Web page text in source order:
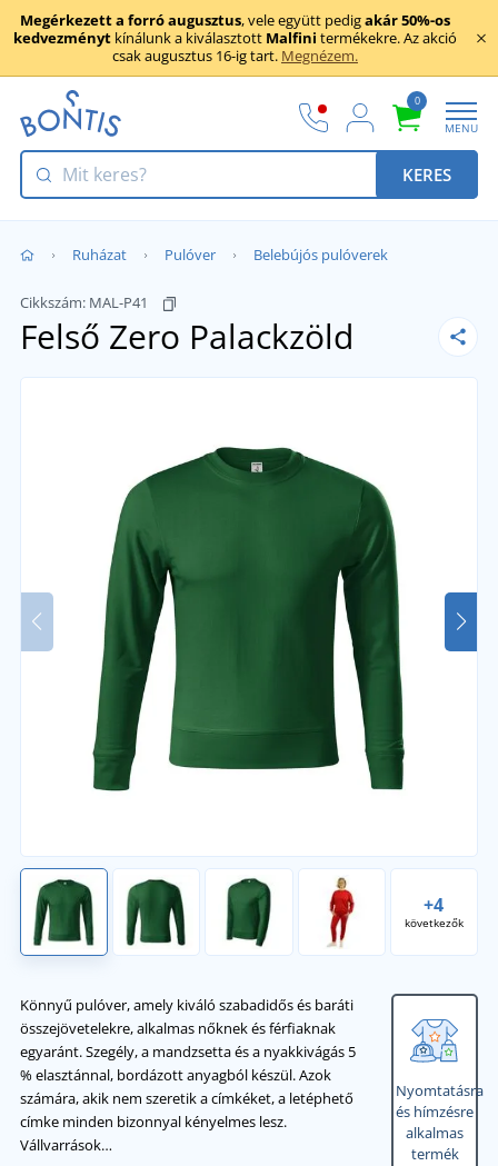
Megérkezett a forró augusztus, vele együtt pedigakár 50%-os
kedvezményt kínálunk a kiválasztott Malfini termékekre. Az akció
csak augusztus 16-ig tart. Megnézem.
0
MENU
KERES
Ruházat Pulóver Belebújós pulóverek
Cikkszám: MAL-P41
Felső Zero Palackzöld
+4
következők
Könnyű pulóver, amely kiváló szabadidős és baráti
összejövetelekre, alkalmas nőknek és férfiaknak
egyaránt. Szegély, a mandzsetta és a nyakkivágás 5
% elasztánnal, bordázott anyagból készül. Azok
számára, akik nem szeretik a címkéket, a letéphető
címke minden bizonnyal kényelmes lesz.
Vállvarrások…
Nyomtatásra
és hímzésre
alkalmas
termék